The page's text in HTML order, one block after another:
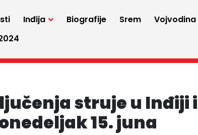
Inđija Biografije Srem Vojvodina
struje u Inđiji i
15. juna